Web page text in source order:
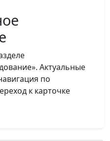
Актуальные
по
к карточке